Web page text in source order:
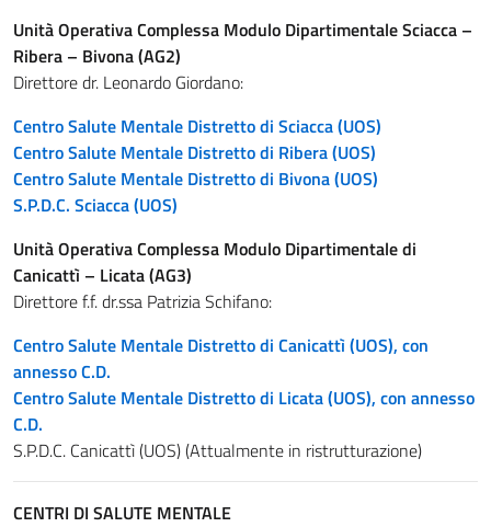
Unità Operativa Complessa Modulo Dipartimentale Sciacca –
Ribera – Bivona(AG2)
Direttore dr. Leonardo Giordano:
Centro Salute Mentale Distretto di Sciacca (UOS)
Centro Salute Mentale Distretto di Ribera (UOS)
Centro Salute Mentale Distretto di Bivona (UOS)
S.P.D.C. Sciacca (UOS)
Unità Operativa Complessa Modulo Dipartimentale di
Canicattì – Licata(AG3)
Direttore f.f. dr.ssa Patrizia Schifano:
Centro Salute Mentale Distretto di Canicattì (UOS), con
annesso C.D.
Centro Salute Mentale Distretto di Licata (UOS), con annesso
C.D.
S.P.D.C. Canicattì (UOS) (Attualmente in ristrutturazione)
CENTRI DI SALUTE MENTALE